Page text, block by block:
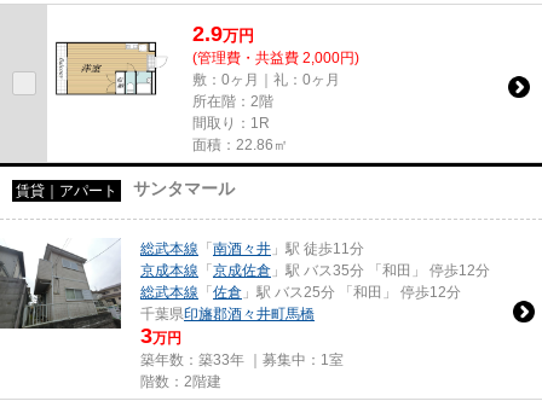
2.9万円
(管理費・共益費 2,000円)
敷：0ヶ月｜礼：0ヶ月
所在階：2階
間取り：1R
面積：22.86㎡
賃貸｜アパート サンタマール
総武本線 「南酒々井 」駅 徒歩11分
京成本線 「京成佐倉 」駅 バス35分 「和田」 停歩12分
総武本線 「佐倉 」駅 バス25分 「和田」 停歩12分
千葉県印旛郡酒々井町馬橋
3万円
築年数：築33年 ｜募集中： 1室
階数：2階建